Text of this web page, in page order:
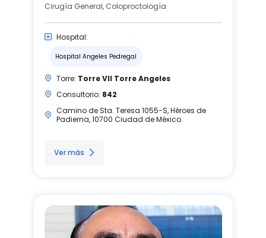
Cirugía General, Coloproctología
Hospital:
Hospital Angeles Pedregal
Torre: Torre VII Torre Angeles
Consultorio: 842
Camino de Sta. Teresa 1055-S, Héroes de
Padierna, 10700 Ciudad de México.
Ver más